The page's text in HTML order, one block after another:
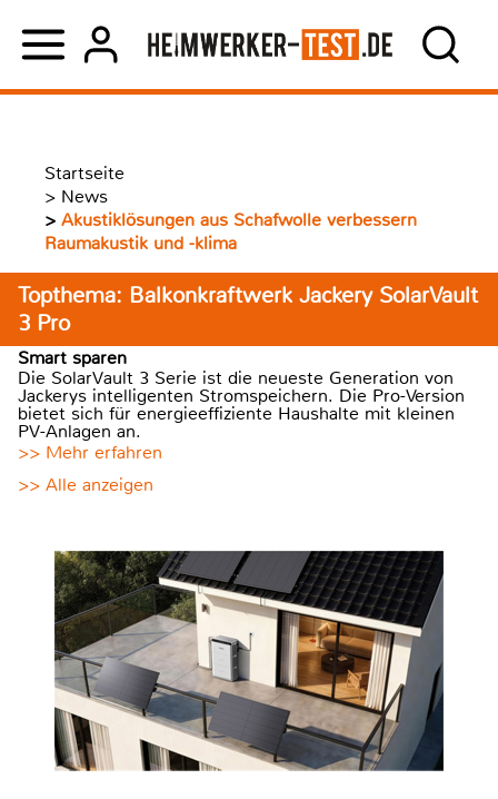
Startseite
> News
> Akustiklösungen aus Schafwolle verbessern
Raumakustik und -klima
Topthema: Balkonkraftwerk Jackery SolarVault
3 Pro
Smart sparen
Die SolarVault 3 Serie ist die neueste Generation von
Jackerys intelligenten Stromspeichern. Die Pro-Version
bietet sich für energieeffiziente Haushalte mit kleinen
PV-Anlagen an.
>> Mehr erfahren
>> Alle anzeigen